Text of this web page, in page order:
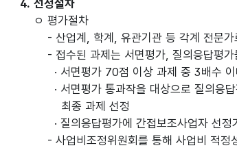
4. 선정절차
ㅇ 평가절차
- 산업계, 학계, 유관기관 등 각계 전문가
- 접수된 과제는 서면평가, 질의응답평가
· 서면평가 70점 이상 과제 중 3배수 이
· 서면평가 통과작을 대상으로 질의응
최종 과제 선정
· 질의응답평가에 간접보조사업자 선정
- 사업비조정위원회를 통해 사업비 적정